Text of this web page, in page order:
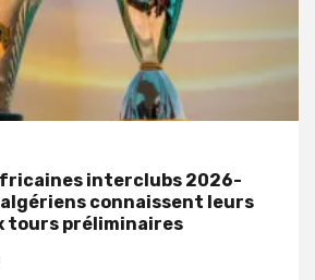
interclubs 2026-
algériens connaissent leurs
tours préliminaires